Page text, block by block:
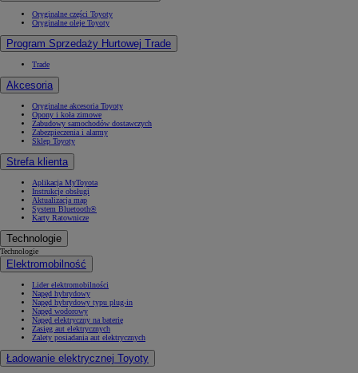
Oryginalne części Toyoty
Oryginalne oleje Toyoty
Program Sprzedaży Hurtowej Trade
Trade
Akcesoria
Oryginalne akcesoria Toyoty
Opony i koła zimowe
Zabudowy samochodów dostawczych
Zabezpieczenia i alarmy
Sklep Toyoty
Strefa klienta
Aplikacja MyToyota
Instrukcje obsługi
Aktualizacja map
System Bluetooth®
Karty Ratownicze
Technologie
Technologie
Elektromobilność
Lider elektromobilności
Napęd hybrydowy
Napęd hybrydowy typu plug-in
Napęd wodorowy
Napęd elektryczny na baterię
Zasięg aut elektrycznych
Zalety posiadania aut elektrycznych
Ładowanie elektrycznej Toyoty